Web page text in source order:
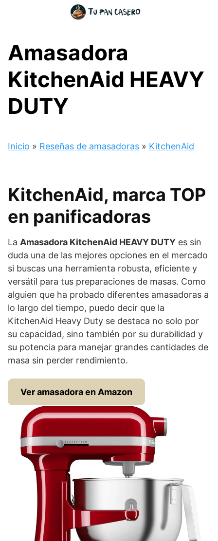
Amasadora
KitchenAid HEAVY
DUTY
Inicio » Reseñas de amasadoras » KitchenAid
KitchenAid, marca TOP
en panificadoras
La Amasadora KitchenAid HEAVY DUTY es sin
duda una de las mejores opciones en el mercado
si buscas una herramienta robusta, eficiente y
versátil para tus preparaciones de masas. Como
alguien que ha probado diferentes amasadoras a
lo largo del tiempo, puedo decir que la
KitchenAid Heavy Duty se destaca no solo por
su capacidad, sino también por su durabilidad y
su potencia para manejar grandes cantidades de
masa sin perder rendimiento.
Ver amasadora en Amazon